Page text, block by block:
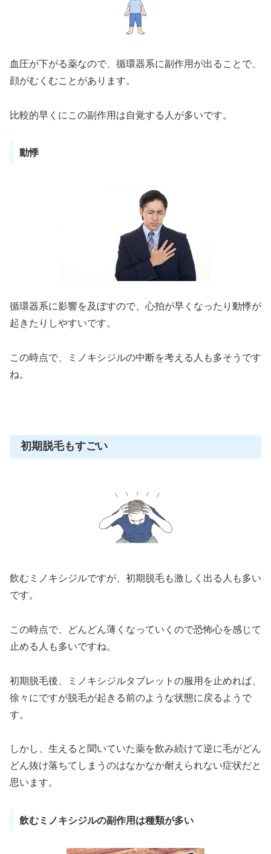
血圧が下がる薬なので、循環器系に副作用が出ることで、
顔がむくむことがあります。
比較的早くにこの副作用は自覚する人が多いです。
動悸
循環器系に影響を及ぼすので、心拍が早くなったり動悸が
起きたりしやすいです。
この時点で、ミノキシジルの中断を考える人も多そうです
ね。
初期脱毛もすごい
飲むミノキシジルですが、初期脱毛も激しく出る人も多い
です。
この時点で、どんどん薄くなっていくので恐怖心を感じて
止める人も多いですね。
初期脱毛後、ミノキシジルタブレットの服用を止めれば、
徐々にですが脱毛が起きる前のような状態に戻るようで
す。
しかし、生えると聞いていた薬を飲み続けて逆に毛がどん
どん抜け落ちてしまうのはなかなか耐えられない症状だと
思います。
飲むミノキシジルの副作用は種類が多い